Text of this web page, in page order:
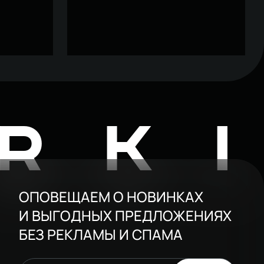
ОПОВЕЩАЕМ О НОВИНКАХ
И ВЫГОДНЫХ ПРЕДЛОЖЕНИЯХ
БЕЗ РЕКЛАМЫ И СПАМА